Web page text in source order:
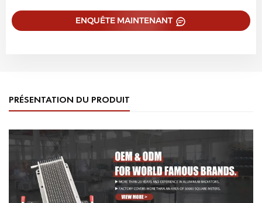
ENQUÊTE MAINTENANT
PRÉSENTATION DU PRODUIT